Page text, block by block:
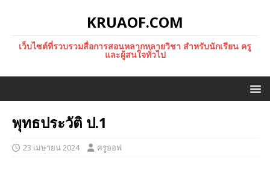
KRUAOF.COM
เว็บไซต์ที่รวบรวมสื่อการสอนหลากหลายวิชา สำหรับนักเรียน ครู
และผู้สนใจทั่วไป
พุทธประวัติ ป.1
23 เมษายน 2024 ครูออฟ